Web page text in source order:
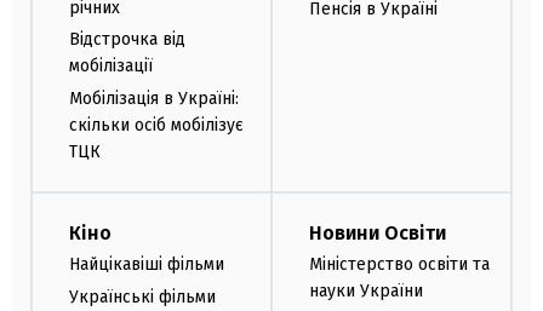
річних
Відстрочка від
мобілізації
Мобілізація в Україні:
скільки осіб мобілізує
ТЦК
Пенсія в Україні
Кіно
Найцікавіші фільми
Українські фільми
Новини Освіти
Міністерство освіти та
науки України